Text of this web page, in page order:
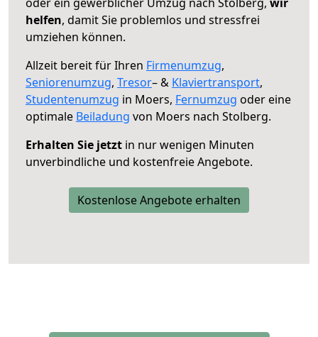
helfen, damit Sie problemlos und stressfrei
umziehen können.
Allzeit bereit für Ihren Firmenumzug,
Seniorenumzug, Tresor– & Klaviertransport,
Studentenumzug in Moers, Fernumzug oder eine
optimale Beiladung von Moers nach Stolberg.
Erhalten Sie jetzt in nur wenigen Minuten
unverbindliche und kostenfreie Angebote.
Kostenlose Angebote erhalten